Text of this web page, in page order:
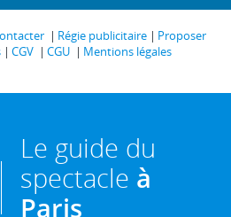
Régie publicitaire
Proposer
CGV CGU
Mentions légales
Le guide du
spectacle à
Paris